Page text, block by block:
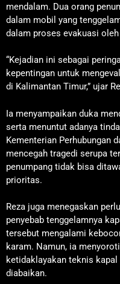
mendalam. Dua orang
dalam mobil yang
dalam proses evakuasi
“Kejadian ini sebagai
kepentingan untuk
di Kalimantan Timur,” ujar
Ia menyampaikan duka
serta menuntut adanya
Kementerian Perhubungan
mencegah tragedi serupa
penumpang tidak bisa
prioritas.
Reza juga menegaskan
penyebab tenggelamnya
tersebut mengalami
karam. Namun, ia
ketidaklayakan teknis
diabaikan.